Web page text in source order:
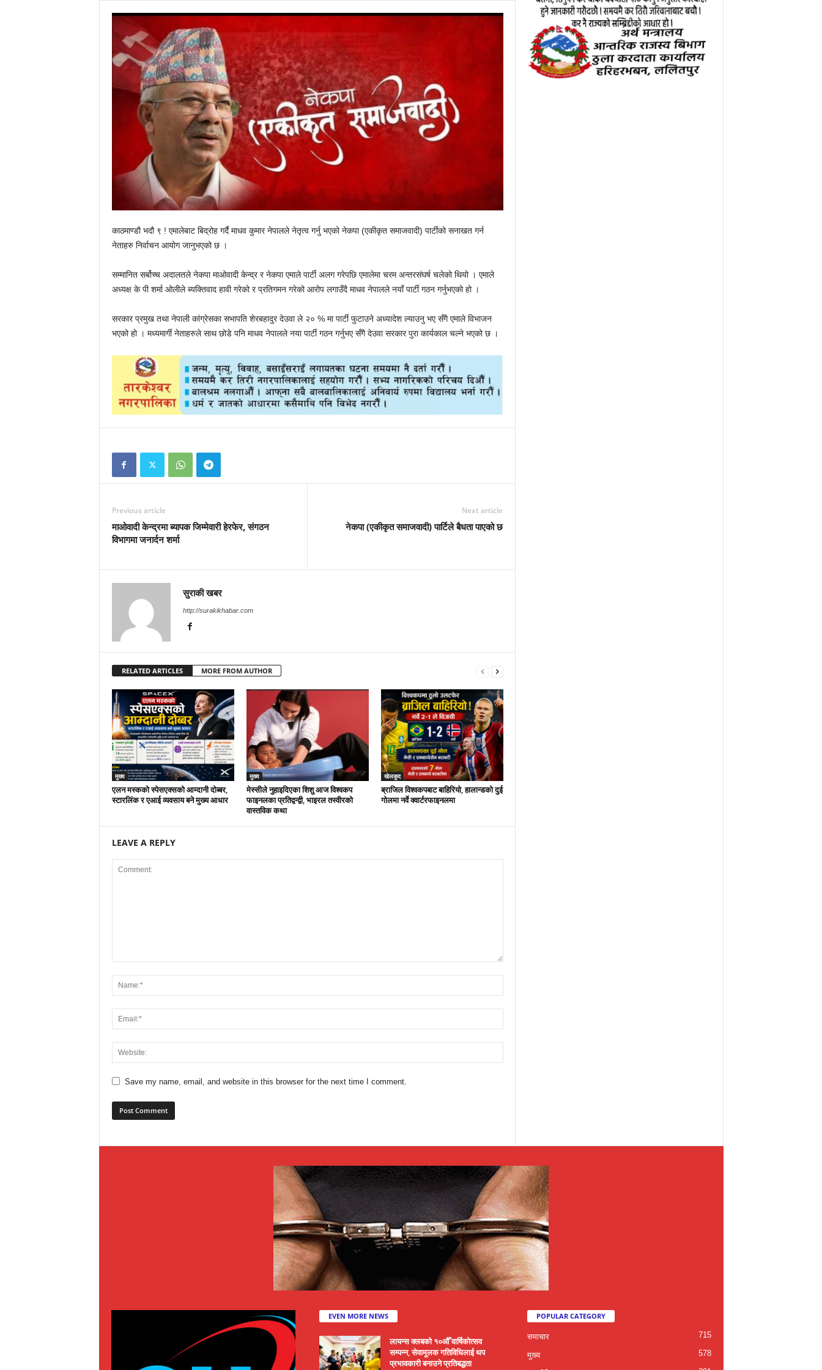
काठमाण्डौ भदौ ९ ! एमालेबाट बिद्रोह गर्दै माधव कुमार नेपालले नेतृत्व गर्नु भएको नेकपा (एकीकृत समाजवादी) पार्टीको सनाखत गर्न
नेताहरु निर्वाचन आयोग जानुभएको छ ।
सम्मानित सर्बोच्च अदालतले नेकपा माओवादी केन्द्र र नेकपा एमाले पार्टी अलग गरेपछि एमालेमा चरम अन्तरसंघर्ष चलेको थियो । एमाले
अध्यक्ष के पी शर्मा ओलीले ब्यक्तिवाद हावी गरेको र प्रतिगमन गरेको आरोप लगाउँदै माधव नेपालले नयाँ पार्टी गठन गर्नुभएको हो ।
सरकार प्रमुख तथा नेपाली कांग्रेसका सभापति शेरबहादुर देउवा ले २० % मा पार्टी फुटाउने अध्यादेश ल्याउनु भए सँगै एमाले विभाजन
भएको हो । मध्यमार्गी नेताहरुले साथ छोडे पनि माधव नेपालले नया पार्टी गठन गर्नुभए सँगै देउवा सरकार पुरा कार्यकाल चल्ने भएको छ ।
Previous article
माओवादी केन्द्रमा ब्यापक जिम्मेवारी हेरफेर, संगठन
विभागमा जनार्दन शर्मा
Next article
नेकपा (एकीकृत समाजवादी) पार्टिले बैधता पाएको छ
सुराकी खबर
http://surakikhabar.com
RELATED ARTICLES MORE FROM AUTHOR
मुख्य
एलन मस्कको स्पेसएक्सको आम्दानी दोब्बर,
स्टारलिंक र एआई व्यवसाय बने मुख्य आधार
मुख्य
मेस्सीले नुहाइदिएका शिशु आज विश्वकप
फाइनलका प्रतिद्वन्द्वी, भाइरल तस्वीरको
वास्तविक कथा
खेलकुद
ब्राजिल विश्वकपबाट बाहिरियो, हालान्डको दुई
गोलमा नर्वे क्वार्टरफाइनलमा
LEAVE A REPLY
Save my name, email, and website in this browser for the next time I comment.
EVEN MORE NEWS
लायन्स क्लबको १०औँ वार्षिकोत्सव
सम्पन्न, सेवामूलक गतिविधिलाई थप
प्रभावकारी बनाउने प्रतिबद्धता
POPULAR CATEGORY
समाचार 715
मुख्य 578